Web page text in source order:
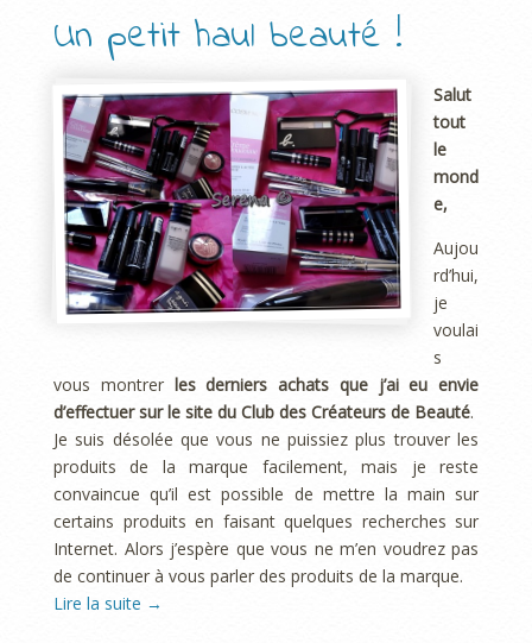
Un petit haul beauté !
Salut
tout
le
mond
e,
Aujou
rd’hui,
je
voulai
s
vous montrer les derniers achats que j’ai eu envie
d’effectuer sur le site du Club des Créateurs de Beauté.
Je suis désolée que vous ne puissiez plus trouver les
produits de la marque facilement, mais je reste
convaincue qu’il est possible de mettre la main sur
certains produits en faisant quelques recherches sur
Internet. Alors j’espère que vous ne m’en voudrez pas
de continuer à vous parler des produits de la marque.
Lire la suite →